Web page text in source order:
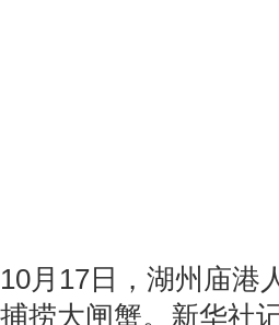
10月17日，湖州庙港
捕捞大闸蟹。新华社